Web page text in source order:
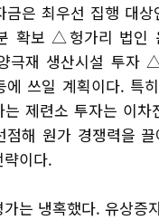
금은 최우선 집행 대
확보 △헝가리 법인
극재 생산시설 투자
에 쓰일 계획이다. 특
제련소 투자는 이차
점해 원가 경쟁력을
이다.
는 냉혹했다. 유상증